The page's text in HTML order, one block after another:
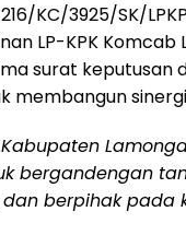
KC/3925/SK/
LP-KPK Komcab
surat keputusan
membangun
bergandengan
berpihak pada